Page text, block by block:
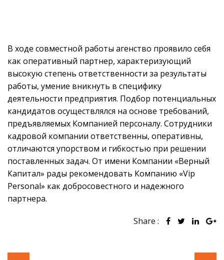
В ходе совместной работы агенство проявило себя
как оперативный партнер, характеризующий
высокую степень ответственности за результаты
работы, умение вникнуть в специфику
деятельности предприятия. Подбор потенциальных
кандидатов осуществлялся на основе требований,
предъявляемых Компанией персоналу. Сотрудники
кадровой компании ответственны, оперативны,
отличаются упорством и гибкостью при решении
поставленных задач. От имени Компании «Верный
Капитал» рады рекомендовать Компанию «Vip
Personal» как добросовестного и надежного
партнера.
Share :